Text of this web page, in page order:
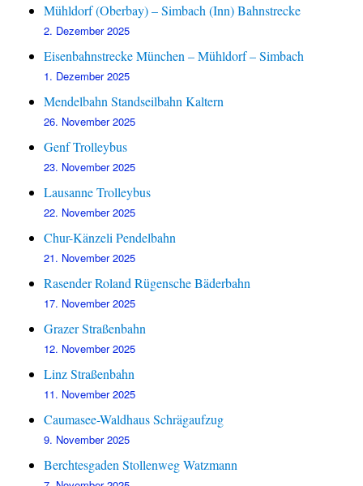
Mühldorf (Oberbay) – Simbach (Inn) Bahnstrecke
2. Dezember 2025
Eisenbahnstrecke München – Mühldorf – Simbach
1. Dezember 2025
Mendelbahn Standseilbahn Kaltern
26. November 2025
Genf Trolleybus
23. November 2025
Lausanne Trolleybus
22. November 2025
Chur-Känzeli Pendelbahn
21. November 2025
Rasender Roland Rügensche Bäderbahn
17. November 2025
Grazer Straßenbahn
12. November 2025
Linz Straßenbahn
11. November 2025
Caumasee-Waldhaus Schrägaufzug
9. November 2025
Berchtesgaden Stollenweg Watzmann